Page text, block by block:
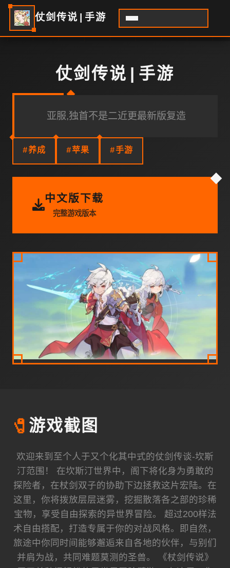
仗剑传说|手游
仗剑传说|手游
亚服,独首不是二近更最新版复造
#养成 #苹果 #手游
中文版下载
完整游戏版本
🧷 游戏截图
欢迎来到至个人于又个化其中式的仗剑传谈-坎斯
汀范围！ 在坎斯汀世界中，阁下将化身为勇敢的
探险者，在杖剑双子的协助下边拯救这片宏陆。在
这里，你将拨放层层迷雾，挖掘散落各之部的珍稀
宝物，享受自由探索的异世界冒险。 超过200样法
术自由搭配，打造专属于你的对战风格。即自然，
旅途中你同时间能够邂逅来自各地的伙伴，与别们
并肩为战，共同难题莫测的圣兽。 《杖剑传说》